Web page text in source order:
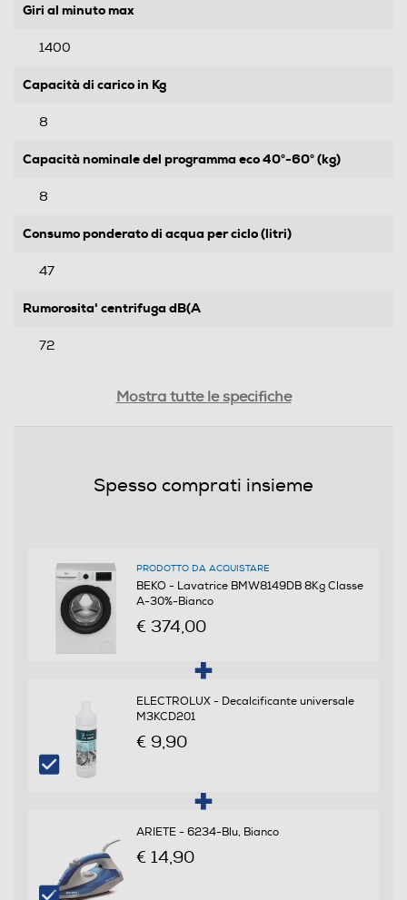
Giri al minuto max
1400
Capacità di carico in Kg
8
Capacità nominale del programma eco 40°-60° (kg)
8
Consumo ponderato di acqua per ciclo (litri)
47
Rumorosita' centrifuga dB(A
72
Efficienze
Nuova Classe efficienza energetica
Classe emissione rumore centrifuga
Consumo acqua in litri
Mostra tutte le specifiche
Spesso comprati insieme
PRODOTTO DA ACQUISTARE
BEKO - Lavatrice BMW8149DB 8Kg Classe
A-30%-Bianco
€ 374,00
ELECTROLUX - Decalcificante universale
M3KCD201
€ 9,90
ARIETE - 6234-Blu, Bianco
€ 14,90